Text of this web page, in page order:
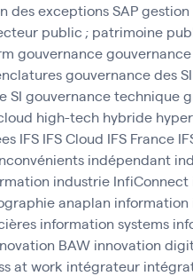
des exceptions SAPgestion
public ; patrimoine
gouvernance
gouvernance des SI
SI gouvernance technique
high-tech hybride
IFS IFS Cloud IFS France
indépendant
industrie InfiConnect
anaplan information
information systems
BAW innovation
at work intégrateur